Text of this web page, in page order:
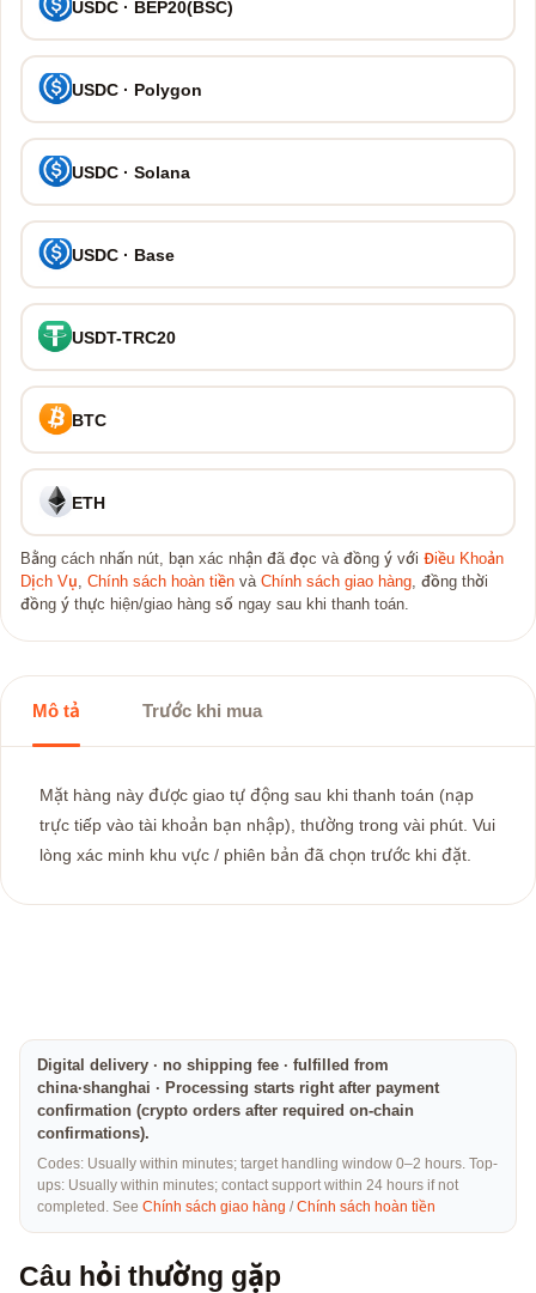
USDC · BEP20(BSC)
USDC · Polygon
USDC · Solana
USDC · Base
USDT-TRC20
BTC
ETH
Bằng cách nhấn nút, bạn xác nhận đã đọc và đồng ý với Điều Khoản
Dịch Vụ, Chính sách hoàn tiền và Chính sách giao hàng, đồng thời
đồng ý thực hiện/giao hàng số ngay sau khi thanh toán.
Mô tả Trước khi mua
Mặt hàng này được giao tự động sau khi thanh toán (nạp
trực tiếp vào tài khoản bạn nhập), thường trong vài phút. Vui
lòng xác minh khu vực / phiên bản đã chọn trước khi đặt.
Digital delivery · no shipping fee · fulfilled from
china·shanghai · Processing starts right after payment
confirmation (crypto orders after required on-chain
confirmations).
Codes: Usually within minutes; target handling window 0–2 hours. Top-
ups: Usually within minutes; contact support within 24 hours if not
completed. See Chính sách giao hàng /Chính sách hoàn tiền
Câu hỏi thường gặp